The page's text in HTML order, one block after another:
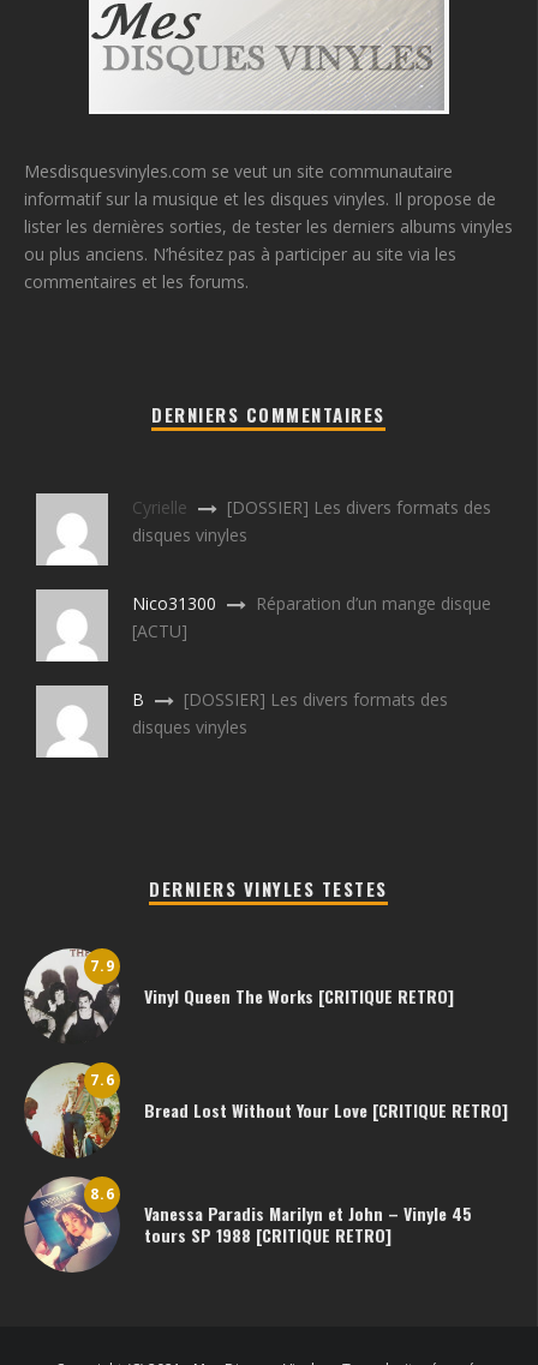
Mesdisquesvinyles.com se veut un site communautaire
informatif sur la musique et les disques vinyles. Il propose de
lister les dernières sorties, de tester les derniers albums vinyles
ou plus anciens. N’hésitez pas à participer au site via les
commentaires et les forums.
DERNIERS COMMENTAIRES
Cyrielle
[DOSSIER] Les divers formats des
disques vinyles
Nico31300
Réparation d’un mange disque
[ACTU]
B
[DOSSIER] Les divers formats des
disques vinyles
DERNIERS VINYLES TESTES
7.9
Vinyl Queen The Works [CRITIQUE RETRO]
7.6
Bread Lost Without Your Love [CRITIQUE RETRO]
8.6
Vanessa Paradis Marilyn et John – Vinyle 45
tours SP 1988 [CRITIQUE RETRO]